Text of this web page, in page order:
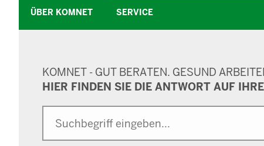
ÜBER KOMNET SERVICE
KOMNET - GUT BERATEN. GESUND
HIER FINDEN SIE DIE ANTWORT AUF